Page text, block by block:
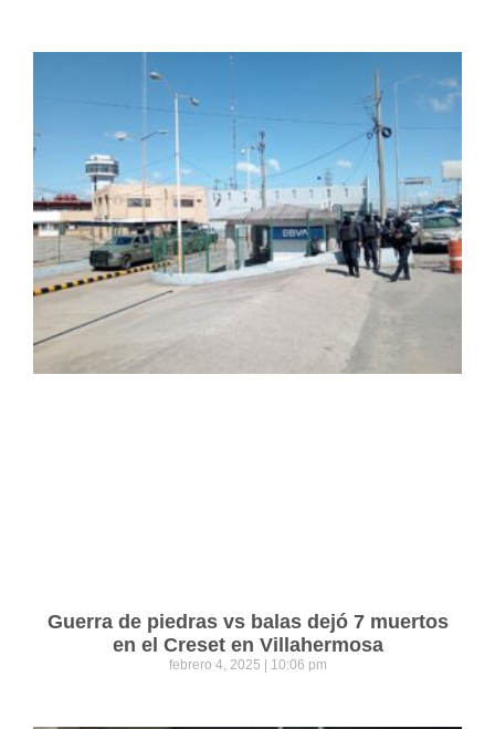
Guerra de piedras vs balas dejó 7 muertos
en el Creset en Villahermosa
febrero 4, 2025 10:06 pm